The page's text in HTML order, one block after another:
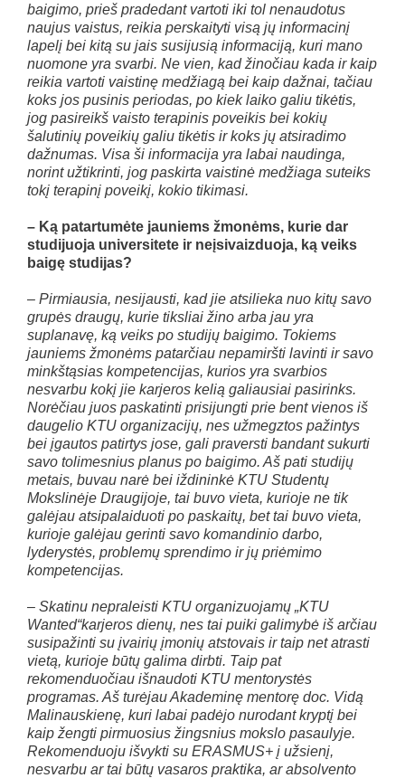
baigimo, prieš pradedant vartoti iki tol nenaudotus
naujus vaistus, reikia perskaityti visą jų informacinį
lapelį bei kitą su jais susijusią informaciją, kuri mano
nuomone yra svarbi. Ne vien, kad žinočiau kada ir kaip
reikia vartoti vaistinę medžiagą bei kaip dažnai, tačiau
koks jos pusinis periodas, po kiek laiko galiu tikėtis,
jog pasireikš vaisto terapinis poveikis bei kokių
šalutinių poveikių galiu tikėtis ir koks jų atsiradimo
dažnumas. Visa ši informacija yra labai naudinga,
norint užtikrinti, jog paskirta vaistinė medžiaga suteiks
tokį terapinį poveikį, kokio tikimasi.
– Ką patartumėte jauniems žmonėms, kurie dar
studijuoja universitete ir neįsivaizduoja, ką veiks
baigę studijas?
– Pirmiausia, nesijausti, kad jie atsilieka nuo kitų savo
grupės draugų, kurie tiksliai žino arba jau yra
suplanavę, ką veiks po studijų baigimo. Tokiems
jauniems žmonėms patarčiau nepamiršti lavinti ir savo
minkštąsias kompetencijas, kurios yra svarbios
nesvarbu kokį jie karjeros kelią galiausiai pasirinks.
Norėčiau juos paskatinti prisijungti prie bent vienos iš
daugelio KTU organizacijų, nes užmegztos pažintys
bei įgautos patirtys jose, gali praversti bandant sukurti
savo tolimesnius planus po baigimo. Aš pati studijų
metais, buvau narė bei iždininkė KTU Studentų
Mokslinėje Draugijoje, tai buvo vieta, kurioje ne tik
galėjau atsipalaiduoti po paskaitų, bet tai buvo vieta,
kurioje galėjau gerinti savo komandinio darbo,
lyderystės, problemų sprendimo ir jų priėmimo
kompetencijas.
– Skatinu nepraleisti KTU organizuojamų „KTU
Wanted“karjeros dienų, nes tai puiki galimybė iš arčiau
susipažinti su įvairių įmonių atstovais ir taip net atrasti
vietą, kurioje būtų galima dirbti. Taip pat
rekomenduočiau išnaudoti KTU mentorystės
programas. Aš turėjau Akademinę mentorę doc. Vidą
Malinauskienę, kuri labai padėjo nurodant kryptį bei
kaip žengti pirmuosius žingsnius mokslo pasaulyje.
Rekomenduoju išvykti su ERASMUS+ į užsienį,
nesvarbu ar tai būtų vasaros praktika, ar absolvento